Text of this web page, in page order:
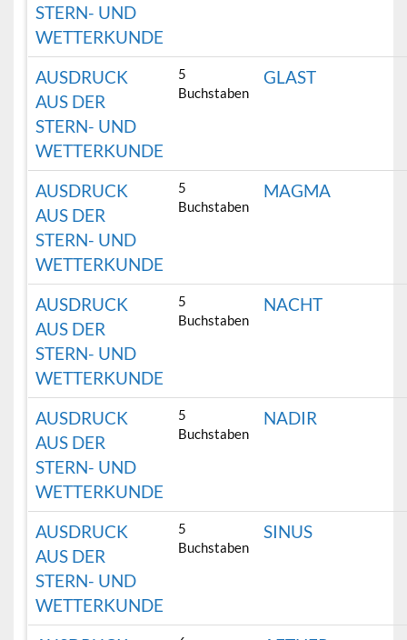
STERN- UND
WETTERKUNDE
AUSDRUCK
AUS DER
STERN- UND
WETTERKUNDE
5
Buchstaben
GLAST
AUSDRUCK
AUS DER
STERN- UND
WETTERKUNDE
5
Buchstaben
MAGMA
AUSDRUCK
AUS DER
STERN- UND
WETTERKUNDE
5
Buchstaben
NACHT
AUSDRUCK
AUS DER
STERN- UND
WETTERKUNDE
5
Buchstaben
NADIR
AUSDRUCK
AUS DER
STERN- UND
WETTERKUNDE
5
Buchstaben
SINUS